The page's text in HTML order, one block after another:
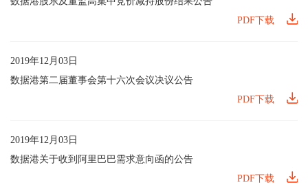
PDF下载
2019年12月03日
数据港第二届董事会第十六次会议决议公告
PDF下载
2019年12月03日
数据港关于收到阿里巴巴需求意向函的公告
PDF下载